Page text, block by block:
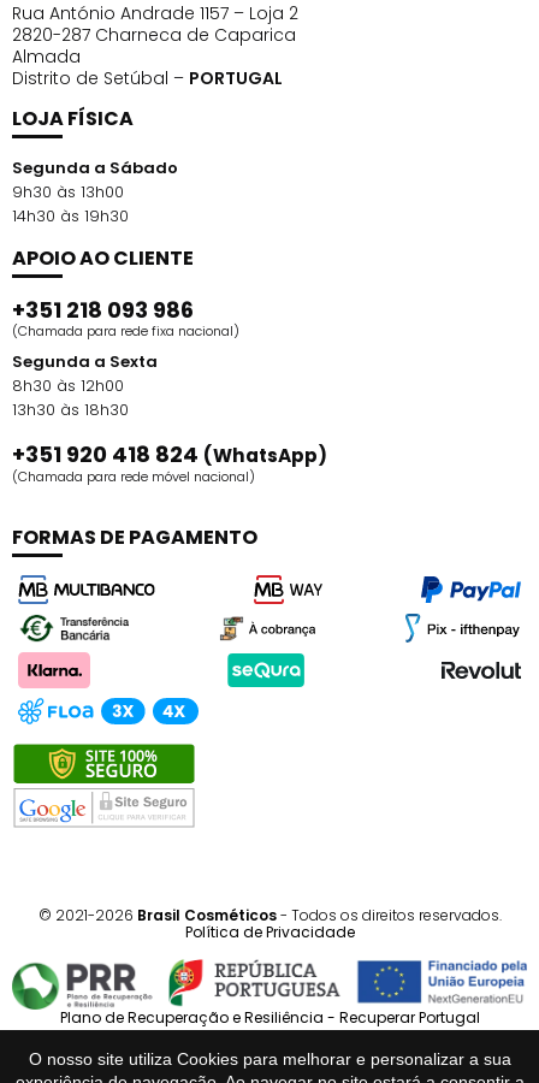
O nosso site utiliza Cookies para melhorar e personalizar a sua
Rua António Andrade 1157 – Loja 2
2820-287 Charneca de Caparica
Almada
Distrito de Setúbal – PORTUGAL
LOJA FÍSICA
Segunda a Sábado
9h30 às 13h00
14h30 às 19h30
APOIO AO CLIENTE
+351 218 093 986
(Chamada para rede fixa nacional)
Segunda a Sexta
8h30 às 12h00
13h30 às 18h30
+351 920 418 824 (WhatsApp)
(Chamada para rede móvel nacional)
FORMAS DE PAGAMENTO
© 2021-2026 Brasil Cosméticos- Todos os direitos reservados.
Política de Privacidade
Plano de Recuperação e Resiliência - Recuperar Portugal
Português Español